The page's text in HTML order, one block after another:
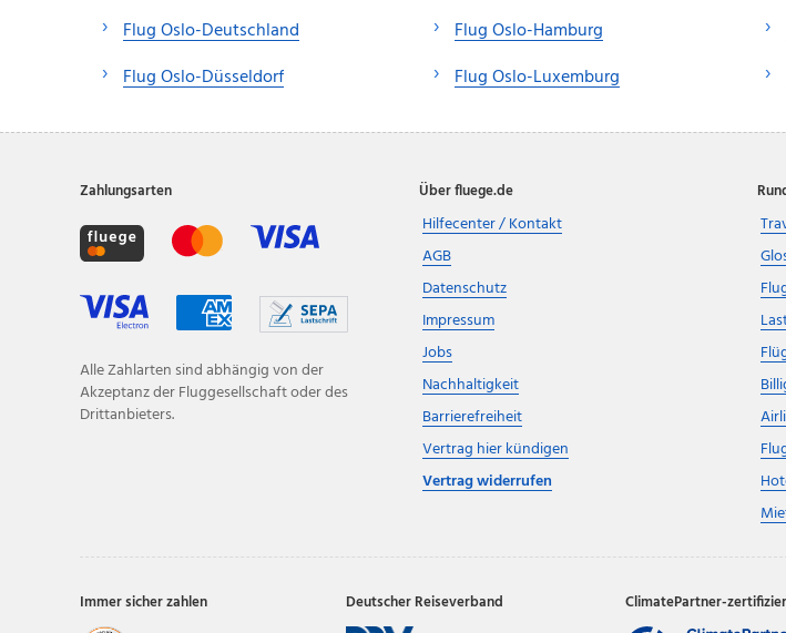
Flug Oslo-Deutschland
Flug Oslo-Düsseldorf
Flug Oslo-Hamburg
Flug Oslo-Luxemburg